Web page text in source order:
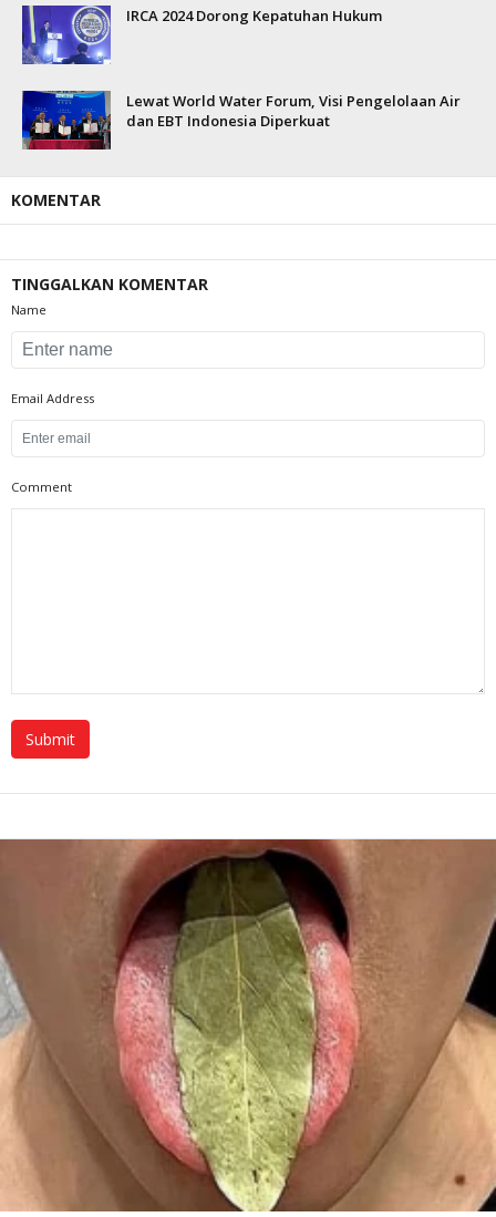
IRCA 2024 Dorong Kepatuhan Hukum
Lewat World Water Forum, Visi Pengelolaan Air
dan EBT Indonesia Diperkuat
KOMENTAR
TINGGALKAN KOMENTAR
Name
Email Address
Comment